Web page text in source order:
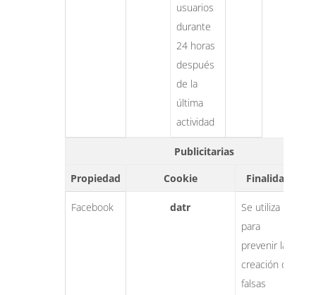
usuarios
durante
24 horas
después
de la
última
actividad
Publicitarias
Propiedad
Cookie Finalidad
Facebook datr
Se utiliza
para
prevenir la
creación de
falsas